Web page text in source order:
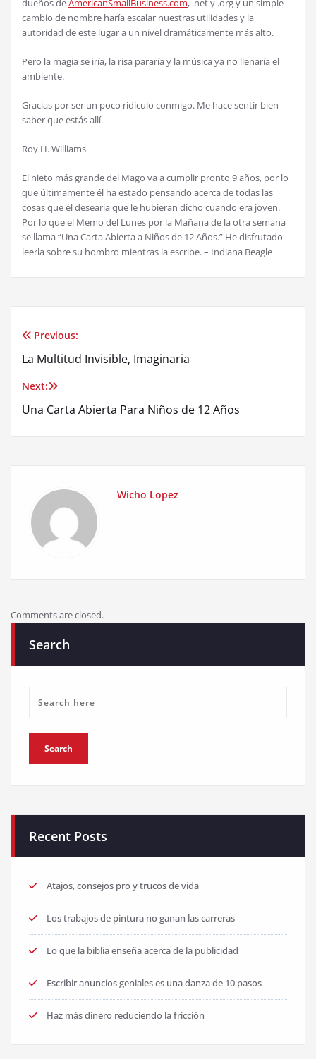
dueños deAmericanSmallBusiness.com, .net y .org y un simple
cambio de nombre haría escalar nuestras utilidades y la
autoridad de este lugar a un nivel dramáticamente más alto.
Pero la magia se iría, la risa pararía y la música ya no llenaría el
ambiente.
Gracias por ser un poco ridículo conmigo. Me hace sentir bien
saber que estás allí.
Roy H. Williams
El nieto más grande del Mago va a cumplir pronto 9 años, por lo
que últimamenteél ha estado pensando acerca de todas las
cosas queél desearía que le hubieran dicho cuando era joven.
Por lo que el Memo del Lunes por la Mañana de la otra semana
se llama “Una Carta Abierta a Niños de 12 Años.” He disfrutado
leerla sobre su hombro mientras la escribe. – Indiana Beagle
Post
navigation
Previous:
La Multitud Invisible, Imaginaria
Next:
Una Carta Abierta Para Niños de 12 Años
Wicho Lopez
Comments are closed.
Search
Recent Posts
Atajos, consejos pro y trucos de vida
Los trabajos de pintura no ganan las carreras
Lo que la biblia enseña acerca de la publicidad
Escribir anuncios geniales es una danza de 10 pasos
Haz más dinero reduciendo la fricción